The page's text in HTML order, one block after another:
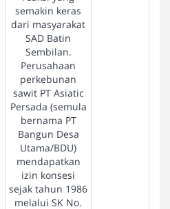
semakin keras
dari masyarakat
SAD Batin
Sembilan.
Perusahaan
perkebunan
sawit PT Asiatic
Persada (semula
bernama PT
Bangun Desa
Utama/BDU)
mendapatkan
izin konsesi
sejak tahun 1986
melalui SK No.